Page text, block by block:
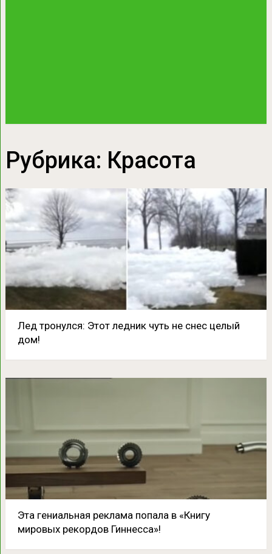
Рубрика: Красота
Лед тронулся: Этот ледник чуть не снес целый
дом!
Эта гениальная реклама попала в «Книгу
мировых рекордов Гиннесса»!